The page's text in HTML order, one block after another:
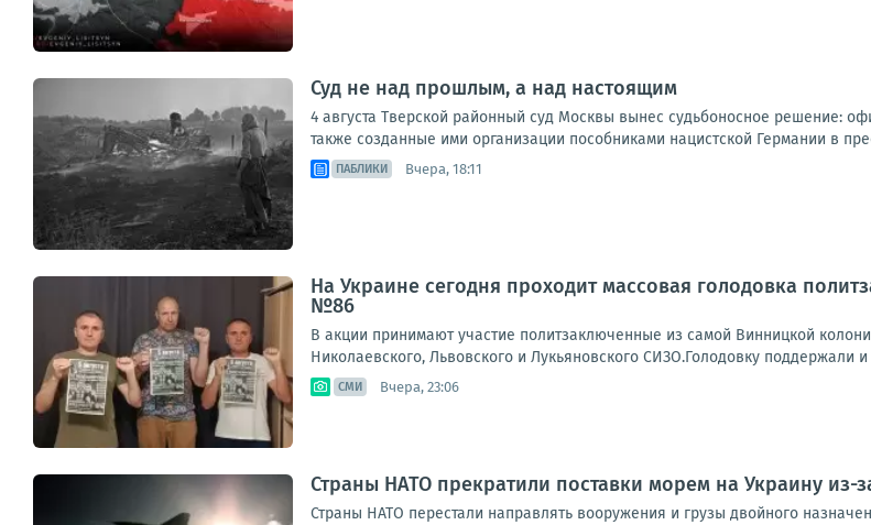
Суд не над прошлым, а над настоящим
4 августа Тверской районный суд Москвы вынес судьбоносное решение:
также созданные ими организации пособниками нацистской Германии в
ПАБЛИКИ Вчера, 18:11
На Украине сегодня проходит массовая голодовка
№86
В акции принимают участие политзаключенные из самой Винницкой
Николаевского, Львовского и Лукьяновского СИЗО.Голодовку
СМИ Вчера, 23:06
Страны НАТО прекратили поставки морем на Украину из-
Страны НАТО перестали направлять вооружения и грузы двойного